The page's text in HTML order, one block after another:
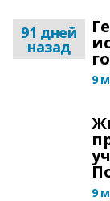
91 дней
назад
9
9